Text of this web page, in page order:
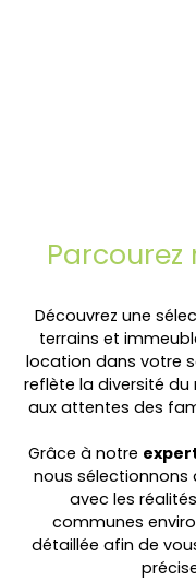
Parcourez
Découvrez une
terrains et
location dans votre
reflète la diversité
aux attentes des
Grâce à notre
nous
avec les
communes
détaillée afin de